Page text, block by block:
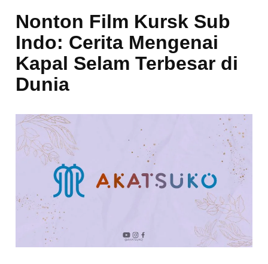
Nonton Film Kursk Sub
Indo: Cerita Mengenai
Kapal Selam Terbesar di
Dunia